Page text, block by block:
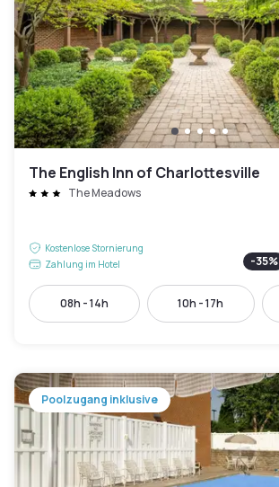
The English Inn of Charlottesville
The Meadows
Kostenlose Stornierung
Zahlung im Hotel
-35%
08h - 14h 10h - 17h
Poolzugang inklusive